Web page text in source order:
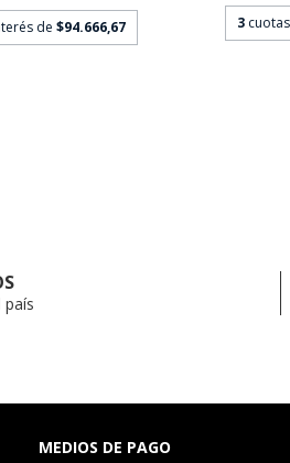
de$94.666,67 3
MEDIOS DE PAGO